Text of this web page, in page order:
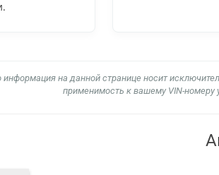
на данной странице носит
применимость к вашему VIN-номеру